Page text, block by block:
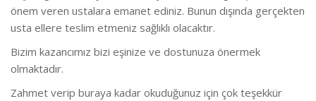
önem veren ustalara emanet ediniz. Bunun dışında gerçekten
usta ellere teslim etmeniz sağlıklı olacaktır.
Bizim kazancımız bizi eşinize ve dostunuza önermek
olmaktadır.
Zahmet verip buraya kadar okuduğunuz için çok teşekkür